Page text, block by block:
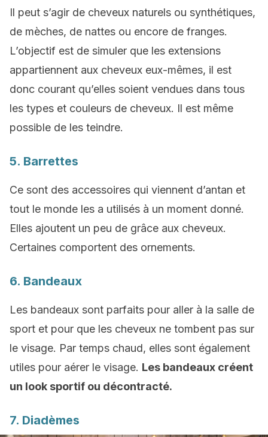
Il peut s’agir de cheveux naturels ou synthétiques,
de mèches, de nattes ou encore de franges.
L’objectif est de simuler que les extensions
appartiennent aux cheveux eux-mêmes, il est
donc courant qu’elles soient vendues dans tous
les types et couleurs de cheveux. Il est même
possible de les teindre.
5. Barrettes
Ce sont des accessoires qui viennent d’antan et
tout le monde les a utilisés à un moment donné.
Elles ajoutent un peu de grâce aux cheveux.
Certaines comportent des ornements.
6. Bandeaux
Les bandeaux sont parfaits pour aller à la salle de
sport et pour que les cheveux ne tombent pas sur
le visage. Par temps chaud, elles sont également
utiles pour aérer le visage. Les bandeaux créent
un look sportif ou décontracté.
7. Diadèmes